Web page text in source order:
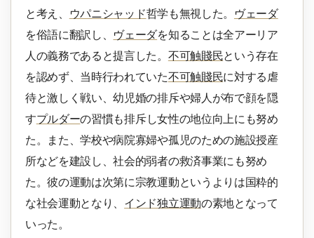
と考え、
ウパニシャッド哲学も無視した。
ヴェーダ
を俗語に翻訳し、 ヴェーダを知ることは全アーリア
人の義務であると提言した。 不可触賤民という存在
を認めず、当時行われていた不可触賤民に対する虐
待と激しく戦い、幼児婚の排斥や婦人が布で顔を隠
すプルダーの習慣も排斥し女性の地位向上にも努め
た。また、学校や病院寡婦や孤児のための施設授産
所などを建設し、社会的弱者の救済事業にも努め
た。彼の運動は次第に宗教運動というよりは国粋的
な社会運動となり、 インド独立運動の素地となって
いった。